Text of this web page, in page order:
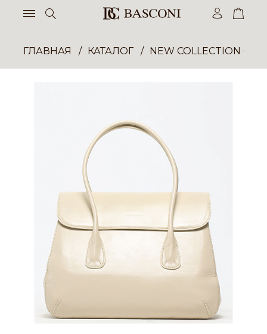
ГЛАВНАЯ КАТАЛОГ NEW COLLECTION